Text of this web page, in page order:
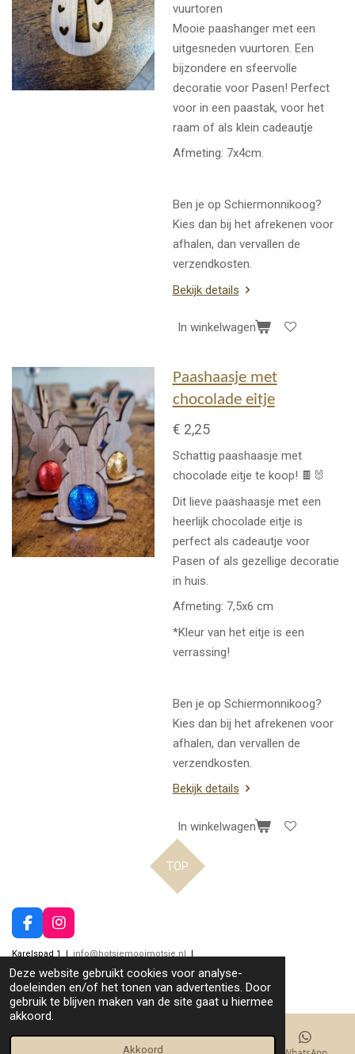
Deze website gebruikt cookies voor analyse-
doeleinden en/of het tonen van advertenties. Door
gebruik te blijven maken van de site gaat u hiermee
akkoord.
Akkoord
vuurtoren
Mooie paashanger met een
uitgesneden vuurtoren. Een
bijzondere en sfeervolle
decoratie voor Pasen! Perfect
voor in een paastak, voor het
raam of als klein cadeautje
Afmeting: 7x4cm.
Ben je op Schiermonnikoog?
Kies dan bij het afrekenen voor
afhalen, dan vervallen de
verzendkosten.
Bekijk details
In winkelwagen
Paashaasje met
chocolade eitje
€ 2,25
Schattig paashaasje met
chocolade eitje te koop! 🍫🐰
Dit lieve paashaasje met een
heerlijk chocolade eitje is
perfect als cadeautje voor
Pasen of als gezellige decoratie
in huis.
Afmeting: 7,5x6 cm
*Kleur van het eitje is een
verrassing!
Ben je op Schiermonnikoog?
Kies dan bij het afrekenen voor
afhalen, dan vervallen de
verzendkosten.
Bekijk details
In winkelwagen
TOP
F
a
c
e
b
o
o
I
n
s
t
a
g
Karelspad 1 | info@hotsjemooimotsje.nl
© 2022 - 2026 hotsjemooimotsje.nl
Powered byJouwWeb